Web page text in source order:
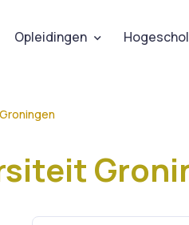
Opleidingen